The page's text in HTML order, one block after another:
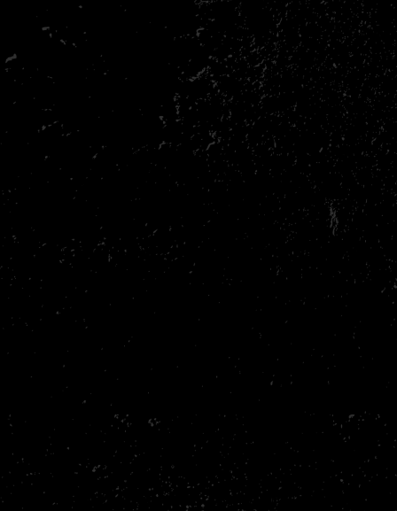
17:00 – 18:00 Kickboksen met
zorg
19:00 – 20:00 Zaktraining
20:00 – 21:00 Kickboksen
Dinsdag
08:30 – 12:00 Vrij
trainen, fitness – dojo
09:00 – 10 :00
Kickboksen
12:00 – 20:00 Vrij trainen,
fitness – dojo
18:00 – 19:00 Kickboksen
19:00 – 20:00 Zaktraining
Woensdag
08:30 – 12:00 Vrij
trainen, fitness - dojo
09:00 – 10 :00
12:00 – 20:00 Vrij trainen,
fitness – dojo
MMA/BJJ/Grappling
20:00 – 21:00 Kickboksen
Donderdag
08:30 – 12:00 Vrij
trainen, fitness – dojo
12:00 – 20:00 Vrij trainen,
18:00 – 19:00 Kickboksen
19:00 – 20:00 Zaktraining
08:30 – 12:00 Vrij
12:00 – 20:00 Vrij trainen,